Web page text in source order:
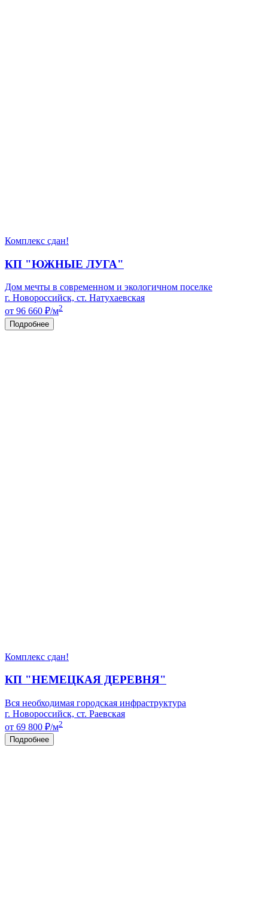
Комплекс сдан!
КП "ЮЖНЫЕ ЛУГА"
Дом мечты в современном и экологичном поселке
г. Новороссийск, ст. Натухаевская
от 96 660 ₽/м2
Подробнее
Комплекс сдан!
КП "НЕМЕЦКАЯ ДЕРЕВНЯ"
Вся необходимая городская инфраструктура
г. Новороссийск, ст. Раевская
от 69 800 ₽/м2
Подробнее